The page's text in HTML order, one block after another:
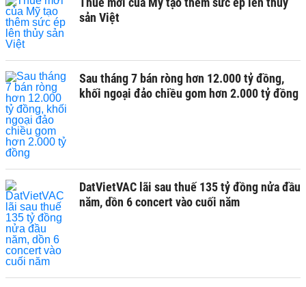
sản Việt
Sau tháng 7 bán ròng hơn 12.000 tỷ đồng,
khối ngoại đảo chiều gom hơn 2.000 tỷ đồng
DatVietVAC lãi sau thuế 135 tỷ đồng nửa đầu
năm, dồn 6 concert vào cuối năm